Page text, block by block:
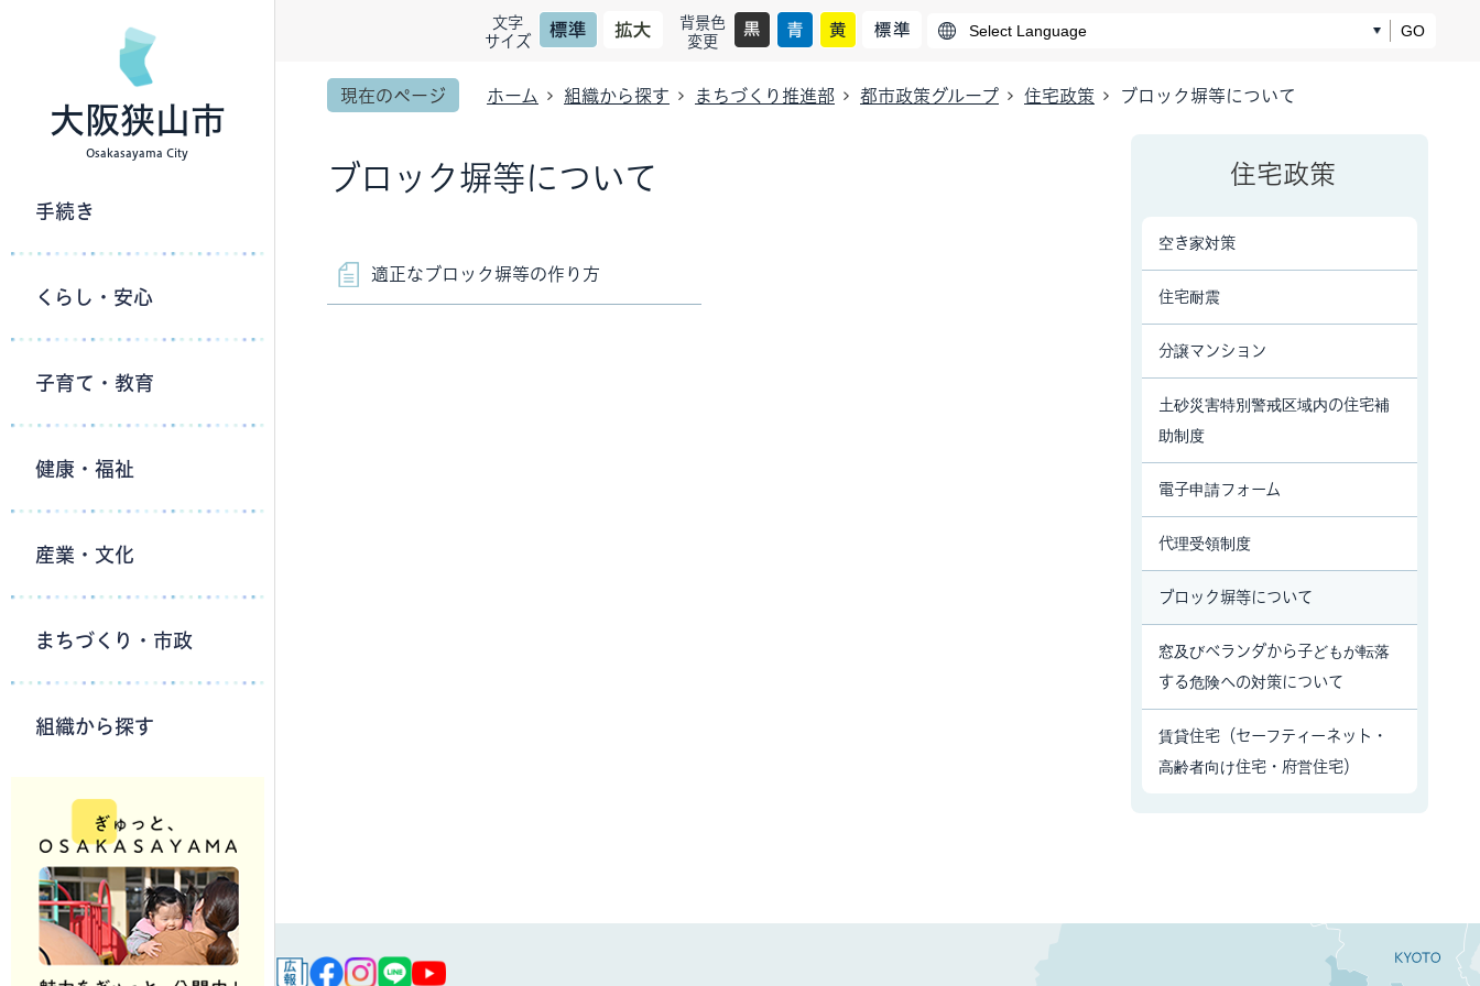
文字
サイズ
背景色
変更
GO
現在のページ ホーム 組織から探す まちづくり推進部 都市政策グループ 住宅政策 ブロック塀等について
大阪狭山市
Osakasayama City
手続き
くらし・安心
子育て・教育
健康・福祉
産業・文化
まちづくり・市政
組織から探す
ブロック塀等について
適正なブロック塀等の作り方
住宅政策
空き家対策
住宅耐震
分譲マンション
土砂災害特別警戒区域内の住宅補
助制度
電子申請フォーム
代理受領制度
ブロック塀等について
窓及びベランダから子どもが転落
する危険への対策について
賃貸住宅（セーフティーネット・
高齢者向け住宅・府営住宅）